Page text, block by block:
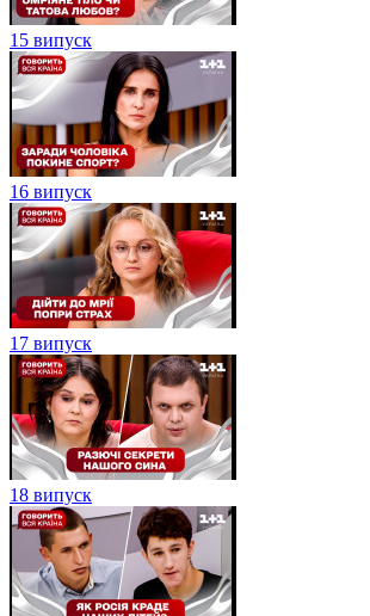
15 випуск
16 випуск
17 випуск
18 випуск